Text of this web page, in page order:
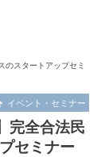
のスタートアップセミ
イベント・セミナー
完全合法民
セミナー